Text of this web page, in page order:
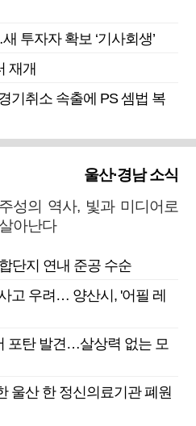
투자자 확보 ‘기사회생’
재개
기취소 속출에 PS 셈법 복
울산·경남 소식
성의 역사, 빛과 미디어로
아난다
단지 연내 준공 수순
고 우려… 양산시, '어필 레
포탄 발견…살상력 없는 모
울산 한 정신의료기관 폐원